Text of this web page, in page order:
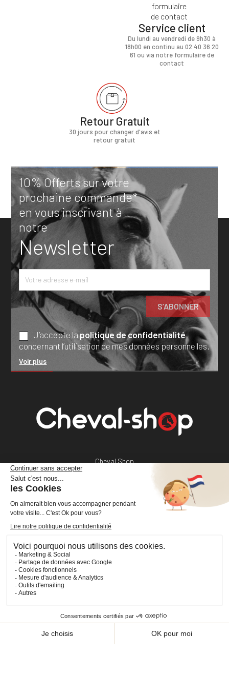
Service client
Du lundi au vendredi de 9h30 à
18h00 en continu au 02 40 36 20
61 ou via notre formulaire de
contact
Retour Gratuit
30 jours pour changer d'avis et
retour gratuit
10% Offerts sur votre
prochaine commande*
en vous inscrivant à
notre
Newsletter
J’accepte lapolitique de confidentialité
concernant l’utilisation de mes données personnelles.
Voir plus
Cheval Shop
+33 (0)2 40 36 20 61
boutique@cheval-shop.com
FacebookYouTube Instagram
VOTRE COMPTE